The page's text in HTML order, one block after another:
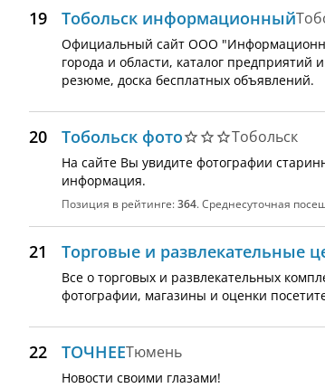
19 Тобольск информационный
Официальный сайт ООО
города и области, каталог предприятий
резюме, доска бесплатных объявлений.
20 Тобольск фото Тобольск
На сайте Вы увидите фотографии
информация.
Позиция в рейтинге:364. Среднесуточная
21 Торговые и развлекательные
Все о торговых и развлекательных
фотографии, магазины и оценки
22 ТОЧНЕЕТюмень
Новости своими глазами!